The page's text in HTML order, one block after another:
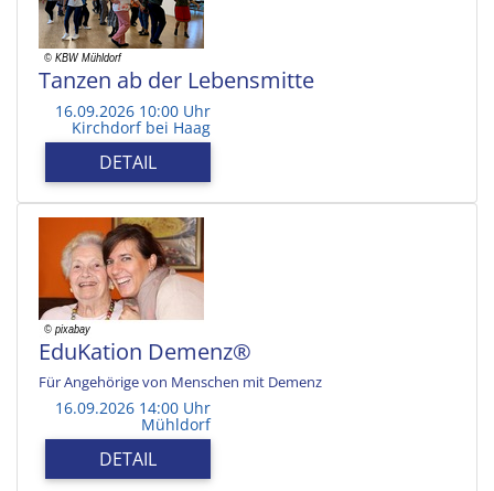
Tanzen ab der Lebensmitte
16.09.2026 10:00 Uhr
Kirchdorf bei Haag
DETAIL
EduKation Demenz®
Für Angehörige von Menschen mit Demenz
16.09.2026 14:00 Uhr
Mühldorf
DETAIL